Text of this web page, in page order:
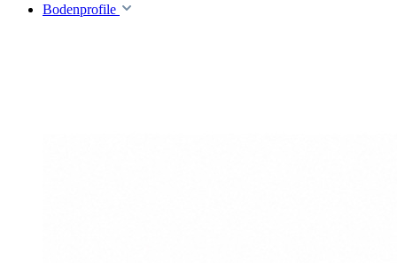
Bodenprofile